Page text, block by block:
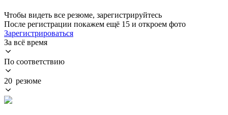
Чтобы видеть все резюме, зарегистрируйтесь
После регистрации покажем ещё 15 и откроем фото
Зарегистрироваться
За всё время
По соответствию
20 резюме